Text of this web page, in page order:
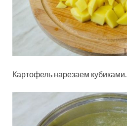
Картофель нарезаем кубиками.